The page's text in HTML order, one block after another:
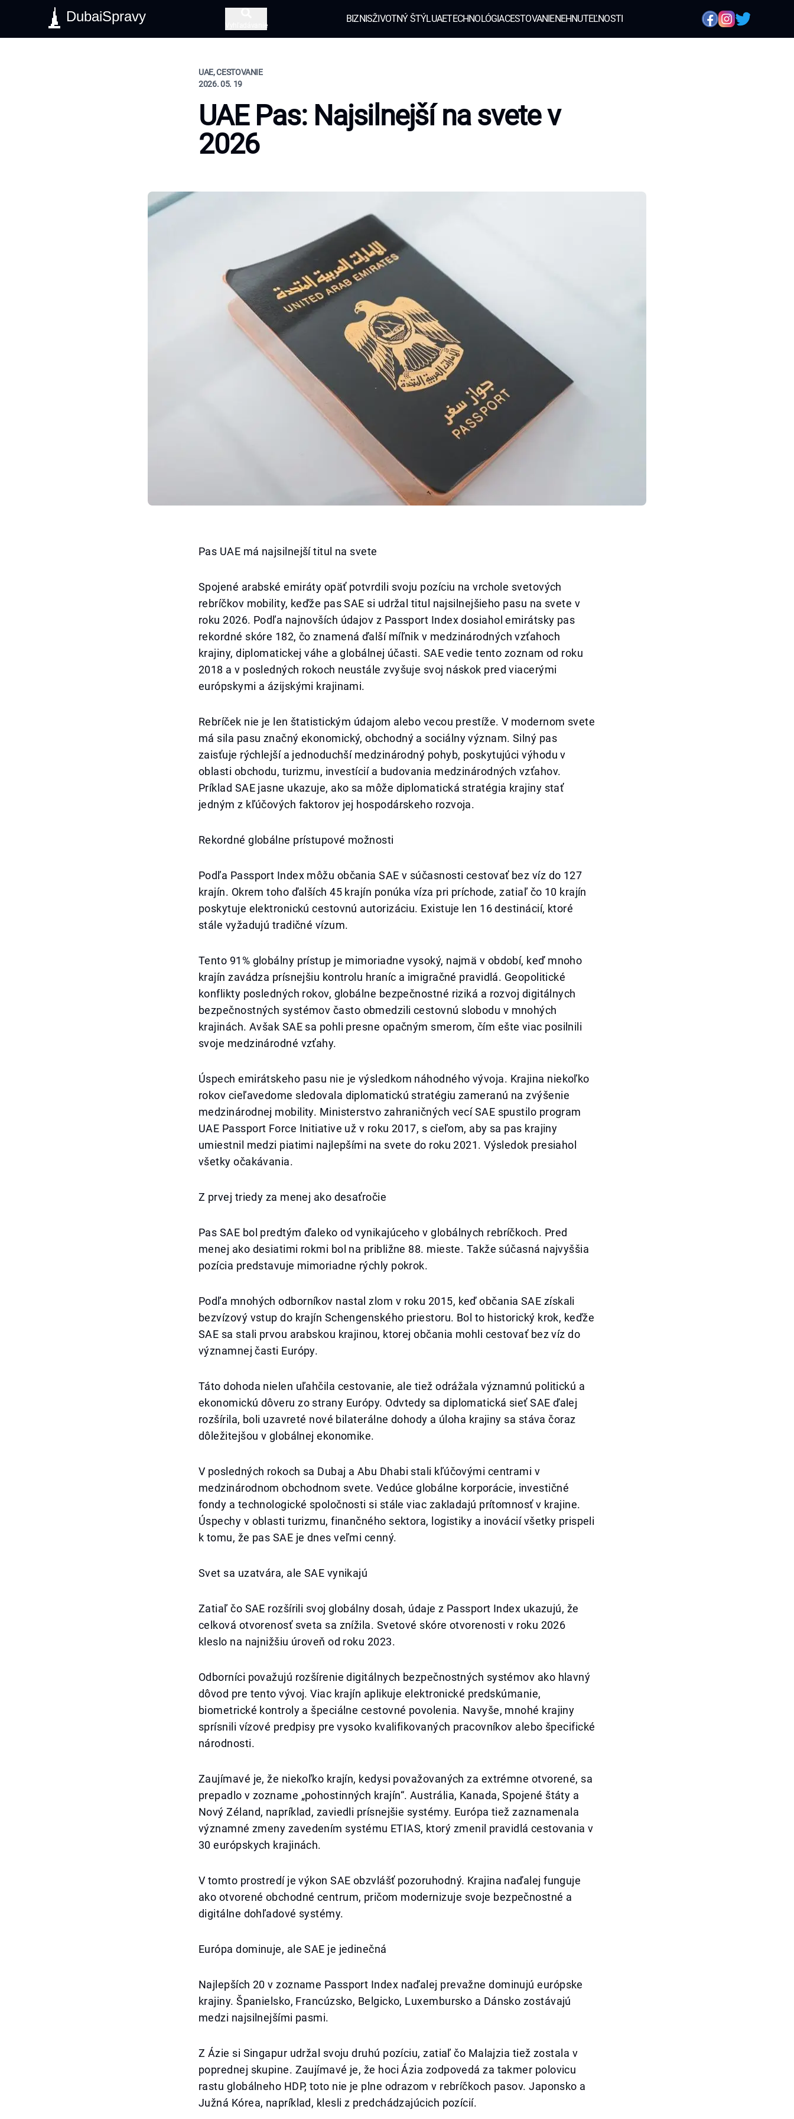
DubaiSpravy
Vyhľadávanie
BIZNISŽIVOTNÝ ŠTÝLUAETECHNOLÓGIACESTOVANIENEHNUTEĽNOSTI
UAE, CESTOVANIE
2026. 05. 19
UAE Pas: Najsilnejší na svete v
2026
Pas UAE má najsilnejší titul na svete
Spojené arabské emiráty opäť potvrdili svoju pozíciu na vrchole svetových
rebríčkov mobility, keďže pas SAE si udržal titul najsilnejšieho pasu na svete v
roku 2026. Podľa najnovších údajov z Passport Index dosiahol emirátsky pas
rekordné skóre 182, čo znamená ďalší míľnik v medzinárodných vzťahoch
krajiny, diplomatickej váhe a globálnej účasti. SAE vedie tento zoznam od roku
2018 a v posledných rokoch neustále zvyšuje svoj náskok pred viacerými
európskymi a ázijskými krajinami.
Rebríček nie je len štatistickým údajom alebo vecou prestíže. V modernom svete
má sila pasu značný ekonomický, obchodný a sociálny význam. Silný pas
zaisťuje rýchlejší a jednoduchší medzinárodný pohyb, poskytujúci výhodu v
oblasti obchodu, turizmu, investícií a budovania medzinárodných vzťahov.
Príklad SAE jasne ukazuje, ako sa môže diplomatická stratégia krajiny stať
jedným z kľúčových faktorov jej hospodárskeho rozvoja.
Rekordné globálne prístupové možnosti
Podľa Passport Index môžu občania SAE v súčasnosti cestovať bez víz do 127
krajín. Okrem toho ďalších 45 krajín ponúka víza pri príchode, zatiaľ čo 10 krajín
poskytuje elektronickú cestovnú autorizáciu. Existuje len 16 destinácií, ktoré
stále vyžadujú tradičné vízum.
Tento 91% globálny prístup je mimoriadne vysoký, najmä v období, keď mnoho
krajín zavádza prísnejšiu kontrolu hraníc a imigračné pravidlá. Geopolitické
konflikty posledných rokov, globálne bezpečnostné riziká a rozvoj digitálnych
bezpečnostných systémov často obmedzili cestovnú slobodu v mnohých
krajinách. Avšak SAE sa pohli presne opačným smerom, čím ešte viac posilnili
svoje medzinárodné vzťahy.
Úspech emirátskeho pasu nie je výsledkom náhodného vývoja. Krajina niekoľko
rokov cieľavedome sledovala diplomatickú stratégiu zameranú na zvýšenie
medzinárodnej mobility. Ministerstvo zahraničných vecí SAE spustilo program
UAE Passport Force Initiative už v roku 2017, s cieľom, aby sa pas krajiny
umiestnil medzi piatimi najlepšími na svete do roku 2021. Výsledok presiahol
všetky očakávania.
Z prvej triedy za menej ako desaťročie
Pas SAE bol predtým ďaleko od vynikajúceho v globálnych rebríčkoch. Pred
menej ako desiatimi rokmi bol na približne 88. mieste. Takže súčasná najvyššia
pozícia predstavuje mimoriadne rýchly pokrok.
Podľa mnohých odborníkov nastal zlom v roku 2015, keď občania SAE získali
bezvízový vstup do krajín Schengenského priestoru. Bol to historický krok, keďže
SAE sa stali prvou arabskou krajinou, ktorej občania mohli cestovať bez víz do
významnej časti Európy.
Táto dohoda nielen uľahčila cestovanie, ale tiež odrážala významnú politickú a
ekonomickú dôveru zo strany Európy. Odvtedy sa diplomatická sieť SAE ďalej
rozšírila, boli uzavreté nové bilaterálne dohody a úloha krajiny sa stáva čoraz
dôležitejšou v globálnej ekonomike.
V posledných rokoch sa Dubaj a Abu Dhabi stali kľúčovými centrami v
medzinárodnom obchodnom svete. Vedúce globálne korporácie, investičné
fondy a technologické spoločnosti si stále viac zakladajú prítomnosť v krajine.
Úspechy v oblasti turizmu, finančného sektora, logistiky a inovácií všetky prispeli
k tomu, že pas SAE je dnes veľmi cenný.
Svet sa uzatvára, ale SAE vynikajú
Zatiaľ čo SAE rozšírili svoj globálny dosah, údaje z Passport Index ukazujú, že
celková otvorenosť sveta sa znížila. Svetové skóre otvorenosti v roku 2026
kleslo na najnižšiu úroveň od roku 2023.
Odborníci považujú rozšírenie digitálnych bezpečnostných systémov ako hlavný
dôvod pre tento vývoj. Viac krajín aplikuje elektronické predskúmanie,
biometrické kontroly a špeciálne cestovné povolenia. Navyše, mnohé krajiny
sprísnili vízové predpisy pre vysoko kvalifikovaných pracovníkov alebo špecifické
národnosti.
Zaujímavé je, že niekoľko krajín, kedysi považovaných za extrémne otvorené, sa
prepadlo v zozname „pohostinných krajín“. Austrália, Kanada, Spojené štáty a
Nový Zéland, napríklad, zaviedli prísnejšie systémy. Európa tiež zaznamenala
významné zmeny zavedením systému ETIAS, ktorý zmenil pravidlá cestovania v
30 európskych krajinách.
V tomto prostredí je výkon SAE obzvlášť pozoruhodný. Krajina naďalej funguje
ako otvorené obchodné centrum, pričom modernizuje svoje bezpečnostné a
digitálne dohľadové systémy.
Európa dominuje, ale SAE je jedinečná
Najlepších 20 v zozname Passport Index naďalej prevažne dominujú európske
krajiny. Španielsko, Francúzsko, Belgicko, Luxembursko a Dánsko zostávajú
medzi najsilnejšími pasmi.
Z Ázie si Singapur udržal svoju druhú pozíciu, zatiaľ čo Malajzia tiež zostala v
poprednej skupine. Zaujímavé je, že hoci Ázia zodpovedá za takmer polovicu
rastu globálneho HDP, toto nie je plne odrazom v rebríčkoch pasov. Japonsko a
Južná Kórea, napríklad, klesli z predchádzajúcich pozícií.